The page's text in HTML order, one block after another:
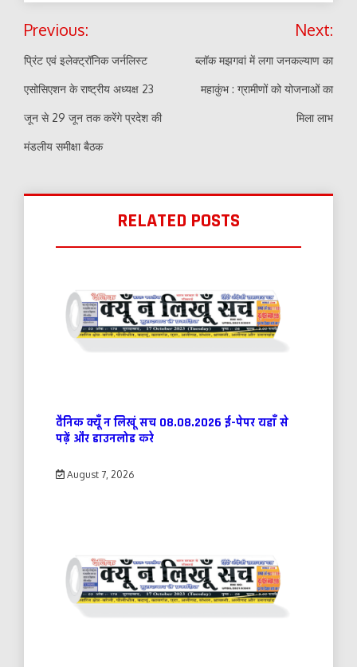
Post
navigation
Previous:
प्रिंट एवं इलेक्ट्रॉनिक जर्नलिस्ट
एसोसिएशन के राष्ट्रीय अध्यक्ष 23
जून से 29 जून तक करेंगे प्रदेश की
मंडलीय समीक्षा बैठक
Next:
ब्लॉक मझगवां में लगा जनकल्याण का
महाकुंभ : ग्रामीणों को योजनाओं का
मिला लाभ
RELATED POSTS
दैनिक क्यूँ न लिखूं सच 08.08.2026 ई-पेपर यहाँ से
पढ़ें और डाउनलोड करे
August 7, 2026